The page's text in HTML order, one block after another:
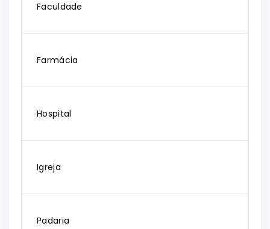
Faculdade
Farmácia
Hospital
Igreja
Padaria